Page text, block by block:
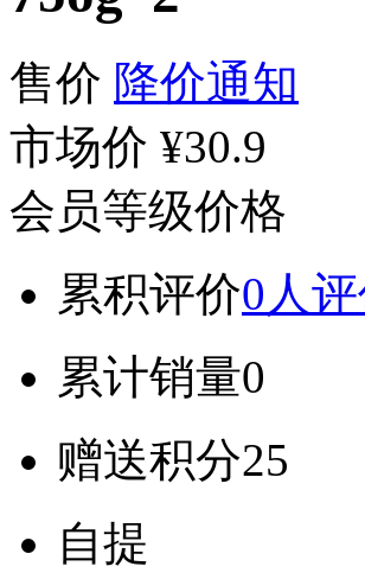
售价 降价通知
市场价 ¥30.9
会员等级价格
累积评价0人
累计销量0
赠送积分25
自提